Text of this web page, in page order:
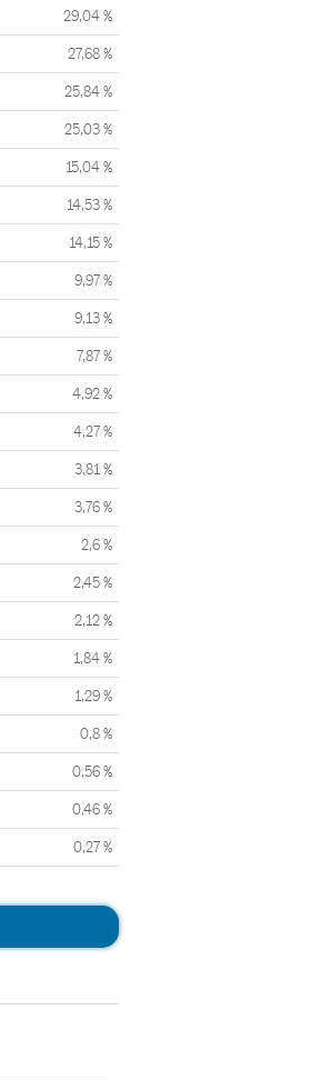
29,04 %
27,68 %
25,84 %
25,03 %
15,04 %
14,53 %
14,15 %
9,97 %
9,13 %
7,87 %
4,92 %
4,27 %
3,81 %
3,76 %
2,6 %
2,45 %
2,12 %
1,84 %
1,29 %
0,8 %
0,56 %
0,46 %
0,27 %